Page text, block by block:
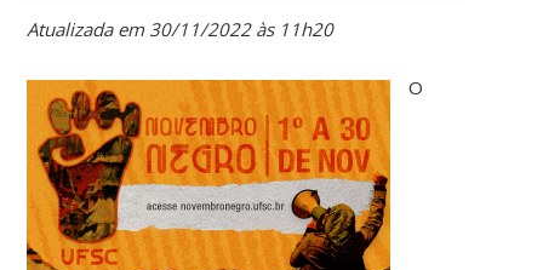
Atualizada em 30/11/2022 às 11h20
O